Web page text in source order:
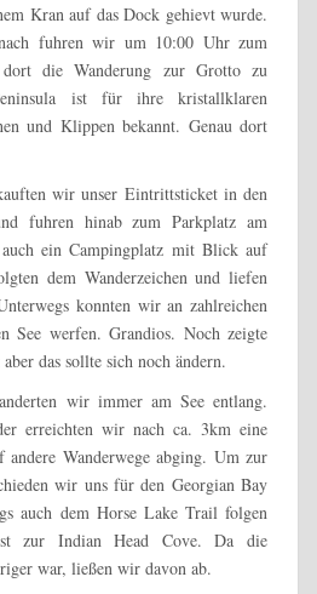
Kran auf das Dock gehievt wurde.
fuhren wir um 10:00 Uhr zum
die Wanderung zur Grotto zu
ist für ihre kristallklaren
und Klippen bekannt. Genau dort
wir unser Eintrittsticket in den
fuhren hinab zum Parkplatz am
ein Campingplatz mit Blick auf
dem Wanderzeichen und liefen
konnten wir an zahlreichen
See werfen. Grandios. Noch zeigte
das sollte sich noch ändern.
wir immer am See entlang.
erreichten wir nach ca. 3km eine
Wanderwege abging. Um zur
wir uns für den Georgian Bay
auch dem Horse Lake Trail folgen
zur Indian Head Cove. Da die
war, ließen wir davon ab.